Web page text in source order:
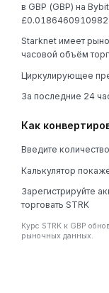
в GBP (GBP) на
Starknet имеет
часовой объём
Циркулирующее
За последние 24
Как
Введите
Калькулятор
Зарегистрируйте
торговать STRK
Курс STRK к GBP
рыночных данных.